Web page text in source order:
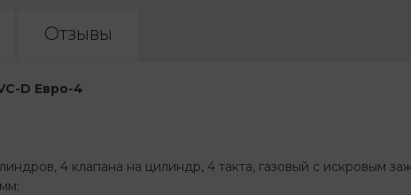
Отзывы
D Евро-4
4 клапана на цилиндр, 4 такта, газовый с искровым